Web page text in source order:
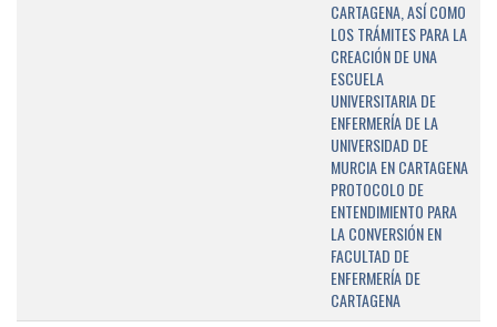
CARTAGENA, ASÍ COMO
LOS TRÁMITES PARA LA
CREACIÓN DE UNA
ESCUELA
UNIVERSITARIA DE
ENFERMERÍA DE LA
UNIVERSIDAD DE
MURCIA EN CARTAGENA
PROTOCOLO DE
ENTENDIMIENTO PARA
LA CONVERSIÓN EN
FACULTAD DE
ENFERMERÍA DE
CARTAGENA